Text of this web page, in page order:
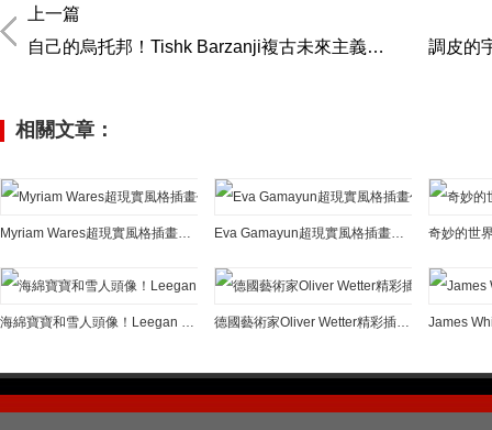
上一篇
自己的烏托邦！Tishk Barzanji複古未來主義插畫
調皮的
相關文章：
Myriam Wares超現實風格插畫作品 Eva Gamayun超現實風格插畫作品
海綿寶寶和雪人頭像！Leegan Koo超現實主義繪畫作品 德國藝術家Oliver Wetter精彩插畫作品欣賞